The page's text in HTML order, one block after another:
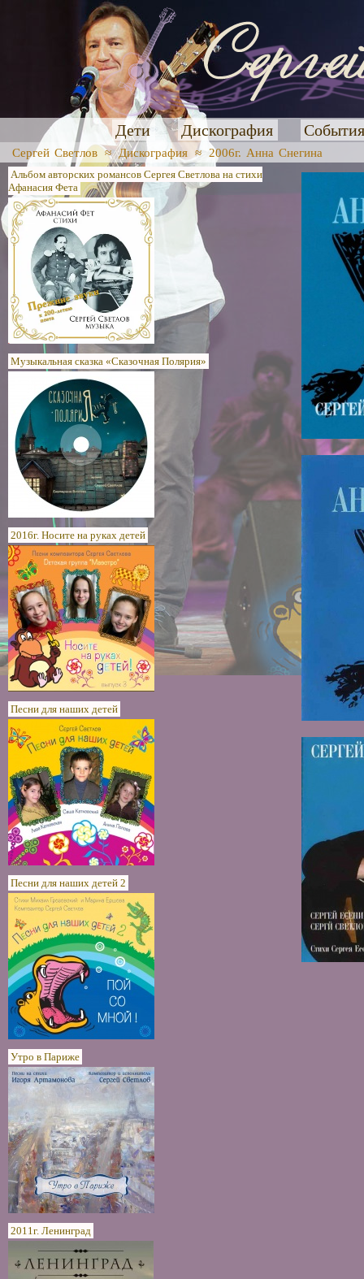
Дети Дискография
Сергей Светлов ≈Дискография ≈ 2006г. Анна Снегина
Альбом авторских романсов Сергея Светлова на стихи
Афанасия Фета
Музыкальная сказка «Сказочная Полярия»
2016г. Носите на руках детей
Песни для наших детей
Песни для наших детей 2
Утро в Париже
2011г. Ленинград